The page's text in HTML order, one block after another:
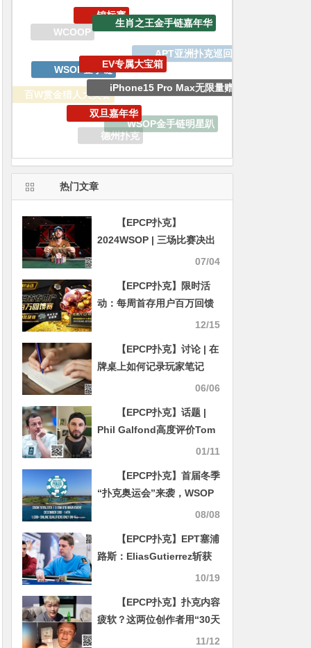
生肖之王金手链嘉年华
WSOP天堂岛
百W赏金猎人大奖赛
WSOP金手链
EV专属大宝箱
iPhone15 Pro Max无限量赠送
德州扑克
双旦嘉年华
热门文章
【EPCP扑克】
2024WSOP | 三场比赛决出
冠军 丹牛、Phil Ivey、李银
07/04
【EPCP扑克】限时活
动：每周首存用户百万回馈
赛前50名获得周末生肖聚惠
12/15
【EPCP扑克】讨论 | 在
牌桌上如何记录玩家笔记
06/06
【EPCP扑克】话题 |
Phil Galfond高度评价Tom
Dwan：他开拓了我的视野
01/11
【EPCP扑克】首届冬季
“扑克奥运会”来袭，WSOP
08/08
【EPCP扑克】EPT塞浦
路斯：EliasGutierrez斩获
本站系列赛第二座冠军奖杯
$5,300主赛Day4
10/19
【EPCP扑克】扑克内容
疲软？这两位创作者用“30天
200小时”挑战和“15万美元”
11/12